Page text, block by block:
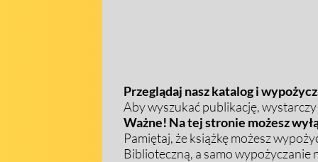
Przeglądaj nasz katalog i
Aby wyszukać publikację,
Ważne! Na tej stronie możesz
Pamiętaj, że książkę możesz
Biblioteczną, a samo wypożyczanie